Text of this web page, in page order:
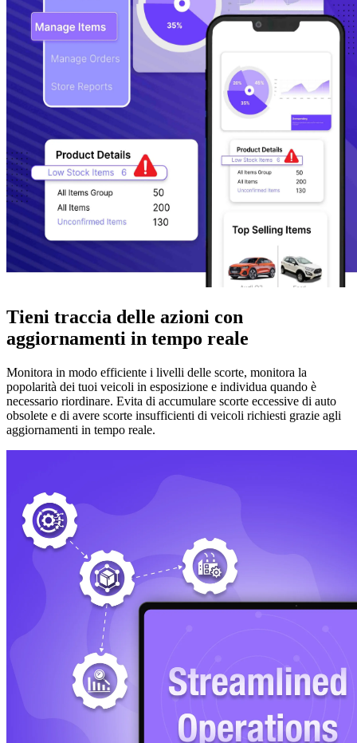
Tieni traccia delle azioni con
aggiornamenti in tempo reale
Monitora in modo efficiente i livelli delle scorte, monitora la
popolarità dei tuoi veicoli in esposizione e individua quando è
necessario riordinare. Evita di accumulare scorte eccessive di auto
obsolete e di avere scorte insufficienti di veicoli richiesti grazie agli
aggiornamenti in tempo reale.